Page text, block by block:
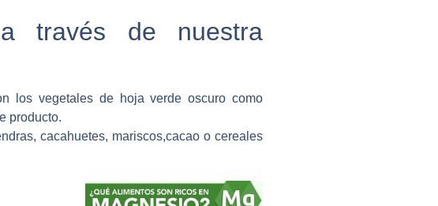
a través de nuestra
los vegetales de hoja verde oscuro como
producto.
cacahuetes, mariscos,cacao o cereales